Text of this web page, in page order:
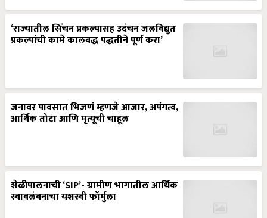
‘राज्यातील सिंचन प्रकल्पासह उदंचन जलविद्युत
प्रकल्पांची कामे कालबद्ध पद्धतीने पूर्ण करा’
जनावर पावसात भिजणं म्हणजे आजार, अपंगत्व,
आर्थिक तोटा आणि मृत्यूची चाहूल
शेळीपालनाची ‘SIP’- ग्रामीण भागातील आर्थिक
स्वावलंबनाचा यशस्वी फॉर्मुला